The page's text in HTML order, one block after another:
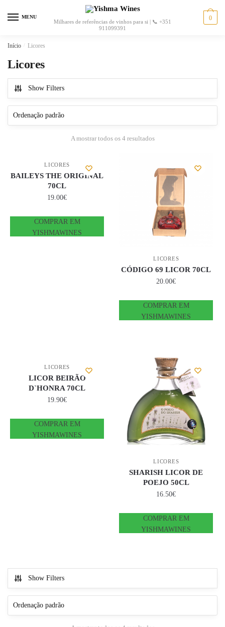
MENU
Milhares de referências de vinhos para si | 📞 +351
911099391
0
Início Licores
Licores
Show Filters
A mostrar todos os 4 resultados
LICORES
BAILEYS THE ORIGINAL
70CL
19.00€
COMPRAR EM
YISHMAWINES
LICORES
CÓDIGO 69 LICOR 70CL
20.00€
COMPRAR EM
YISHMAWINES
LICORES
LICOR BEIRÃO
D`HONRA 70CL
19.90€
COMPRAR EM
YISHMAWINES
LICORES
SHARISH LICOR DE
POEJO 50CL
16.50€
COMPRAR EM
YISHMAWINES
Show Filters